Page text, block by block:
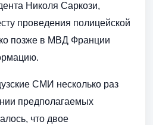
Николя Саркози,
проведения полицейской
позже в МВД Франции
СМИ несколько раз
предполагаемых
что двое